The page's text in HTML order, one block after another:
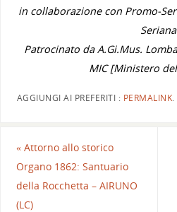
in collaborazione con Promo-
Seriana
Patrocinato da A.Gi.Mus.
MIC [Ministero
AGGIUNGI AI PREFERITI : PERMALINK.
«Attorno allo storico
Organo 1862: Santuario
della Rocchetta – AIRUNO
(LC)